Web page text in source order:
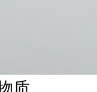
质